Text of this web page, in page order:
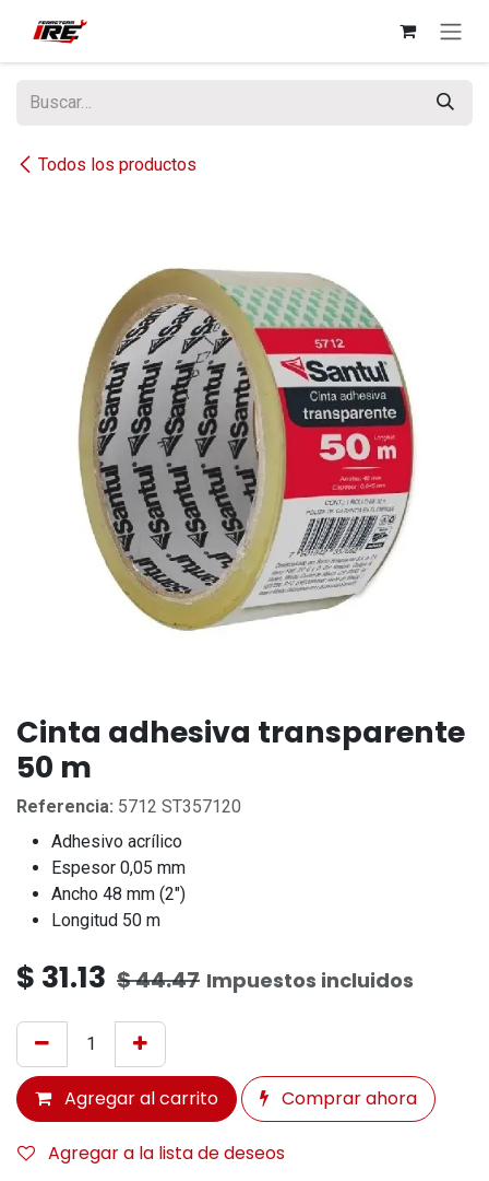
Todos los productos
Cinta adhesiva transparente
50 m
Referencia: 5712 ST357120
Adhesivo acrílico
Espesor 0,05 mm
Ancho 48 mm (2")
Longitud 50 m
$ 31.13 $44.47 Impuestos incluidos
Agregar al carrito Comprar ahora
Agregar a la lista de deseos